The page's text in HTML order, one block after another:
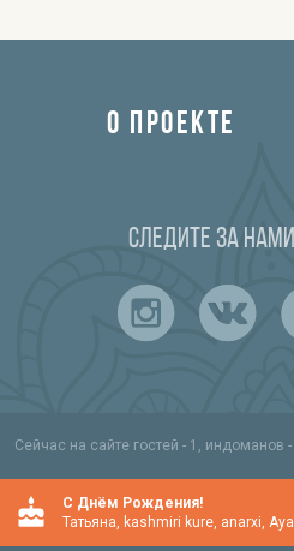
О ПРОЕКТЕ
Следите за
Сейчас на сайте гостей - 1, индоманов -
C Днём Рождения!
Татьяна, kashmiri kure, anarxi,